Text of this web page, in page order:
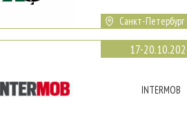
Санкт-Петербург
17-
INTERMOB